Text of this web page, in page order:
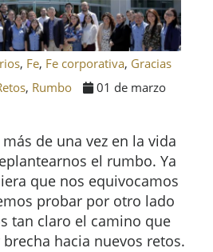
, Fe, Fe corporativa, Gracias
, Rumbo
01 de marzo
de una vez en la vida
el rumbo. Ya
que nos equivocamos
probar por otro lado
tan claro el camino que
hacia nuevos retos.